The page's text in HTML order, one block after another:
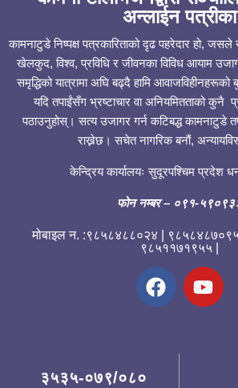
अन्लाईन पत्रीका
कामनाटुडे निष्पक्ष पत्रकारिताको दृढ पहरेदार हो, जसले
खेलकुद, विश्व, प्रविधि र जीवनका विविध आयाम
समृद्धिको यात्रामा अघि बढ्दै हामि
यदि तपाईंसँग भ्रष्टाचार वा अनियमितताको कुनै
पठाउनुहोस्। सत्य उजागर गर्न कटिबद्ध कामनाटुडे
राख्नेछ। सचेत नागरिक बनौं,
केन्द्रिय कार्यालयः सुदूरपश्चिम प्रदेश
फोन नम्बर– ०९१-
मोबाइल न. :९८५८४८८०२४ |
९८५११७१९५५ |
३५३५-०७९/०८०